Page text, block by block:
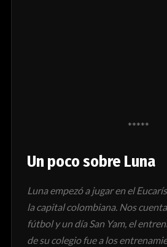
*****
Un poco sobre Luna
Luna empezó a jugar en el
la capital colombiana. Nos
fútbol y un día San Yam, el
de su colegio fue a los